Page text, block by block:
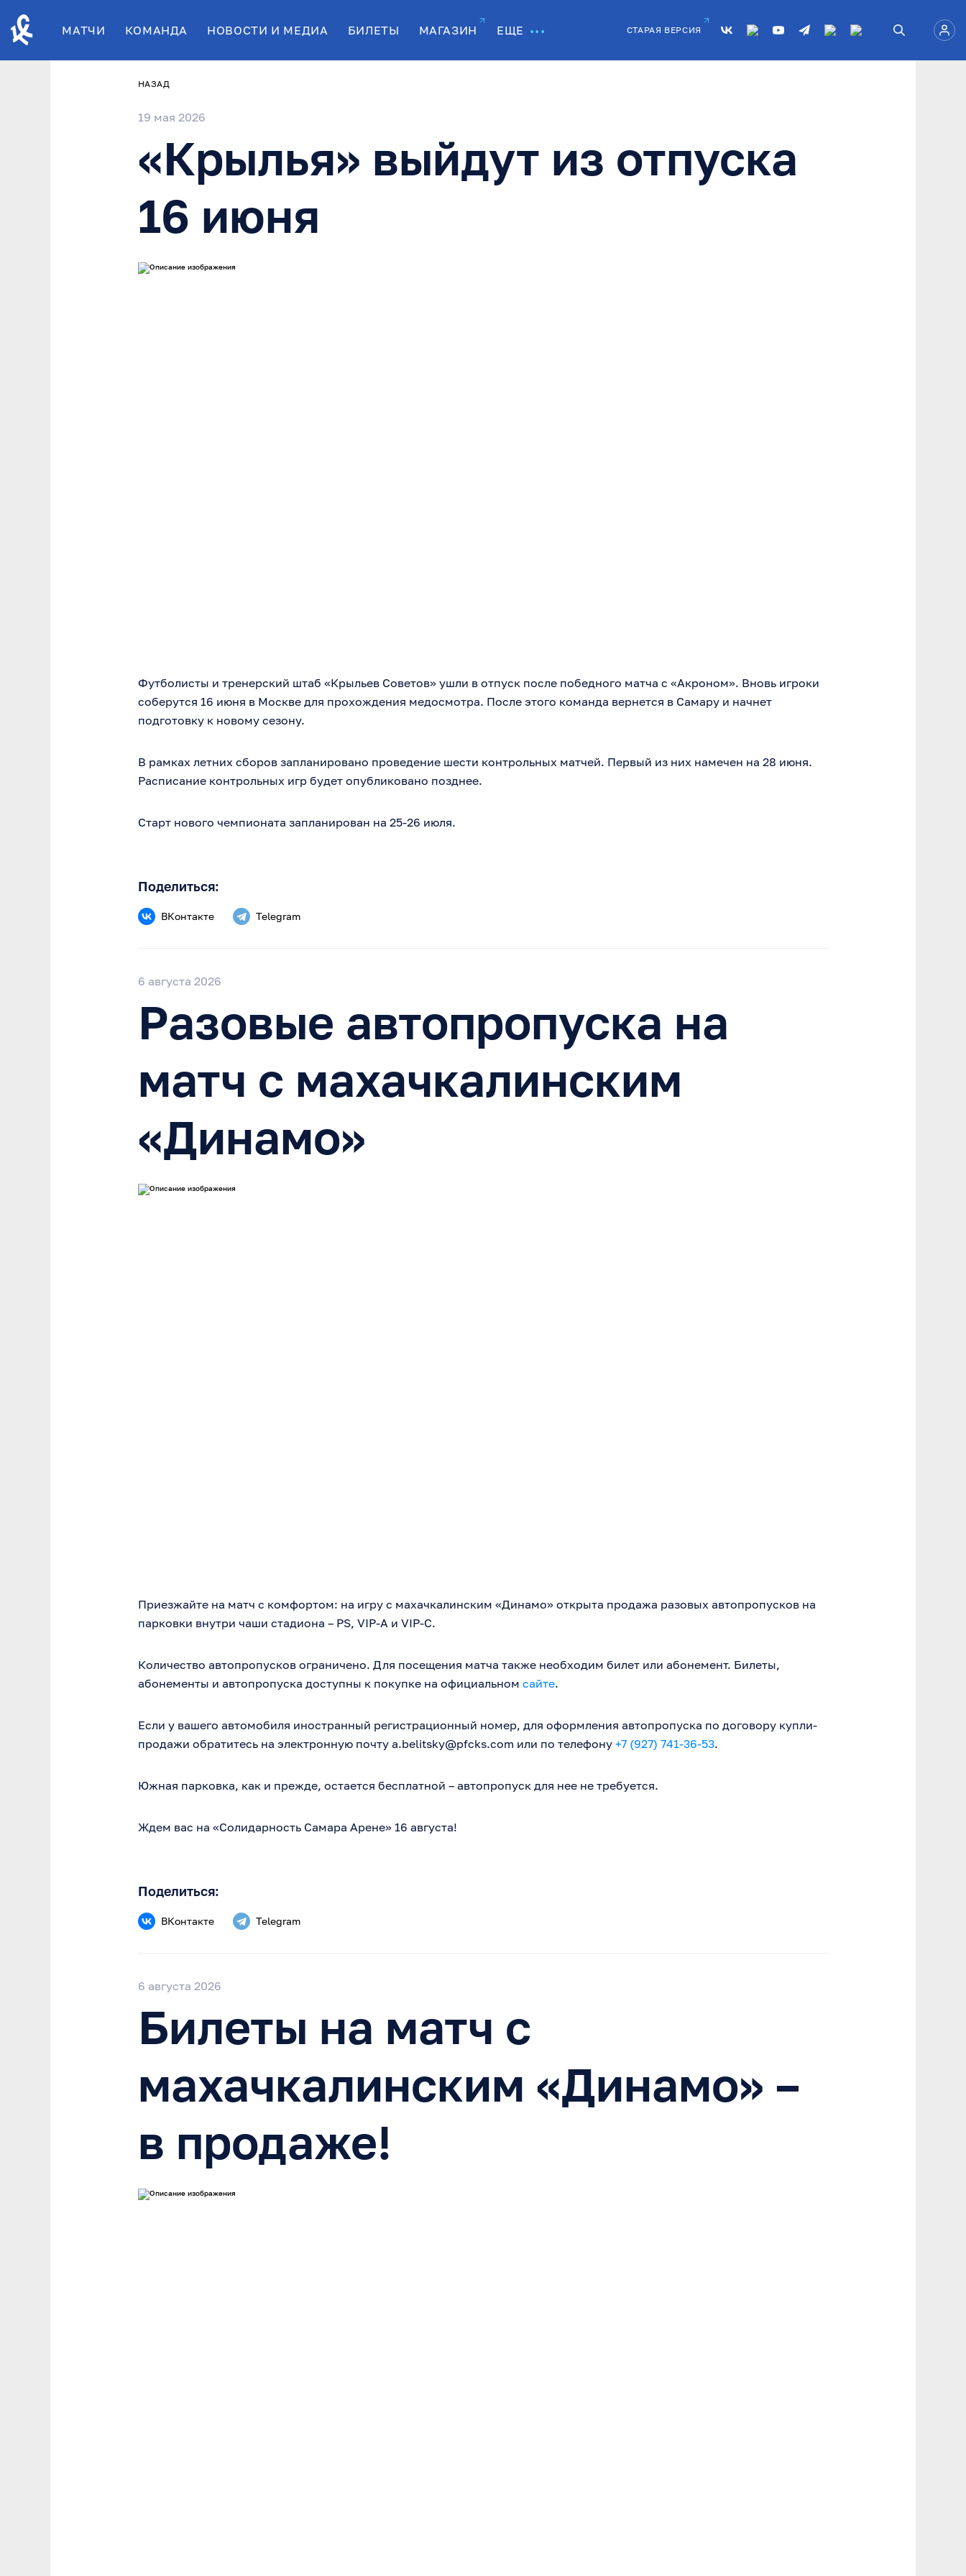
МАТЧИ КОМАНДА НОВОСТИ И МЕДИА БИЛЕТЫ МАГАЗИН ЕЩЕ СТАРАЯ ВЕРСИЯ
НАЗАД
19 мая 2026
«Крылья» выйдут из отпуска
16 июня
Футболисты и тренерский штаб «Крыльев Советов» ушли в отпуск после победного матча с «Акроном». Вновь игроки
соберутся 16 июня в Москве для прохождения медосмотра. После этого команда вернется в Самару и начнет
подготовку к новому сезону.
В рамках летних сборов запланировано проведение шести контрольных матчей. Первый из них намечен на 28 июня.
Расписание контрольных игр будет опубликовано позднее.
Старт нового чемпионата запланирован на 25-26 июля.
Поделиться:
ВКонтакте Telegram
6 августа 2026
Разовые автопропуска на
матч с махачкалинским
«Динамо»
Приезжайте на матч с комфортом: на игру с махачкалинским «Динамо» открыта продажа разовых автопропусков на
парковки внутри чаши стадиона – PS, VIP-A и VIP-C.
Количество автопропусков ограничено. Для посещения матча также необходим билет или абонемент. Билеты,
абонементы и автопропуска доступны к покупке на официальном сайте.
Если у вашего автомобиля иностранный регистрационный номер, для оформления автопропуска по договору купли-
продажи обратитесь на электронную почту a.belitsky@pfcks.com или по телефону +7 (927) 741-36-53.
Южная парковка, как и прежде, остается бесплатной – автопропуск для нее не требуется.
Ждем вас на «Солидарность Самара Арене» 16 августа!
Поделиться:
ВКонтакте Telegram
6 августа 2026
Билеты на матч с
махачкалинским «Динамо» –
в продаже!